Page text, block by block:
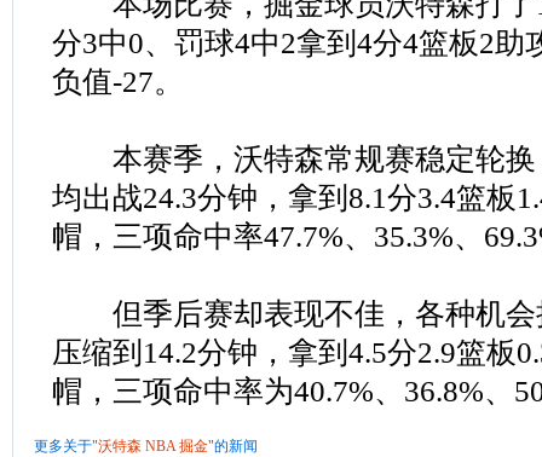
分3中0、罚球4中2拿到4分4篮板2助
负值-27。
本赛季，沃特森常规赛稳定轮换
均出战24.3分钟，拿到8.1分3.4篮板
帽，三项命中率47.7%、35.3%、
但季后赛却表现不佳，各种机会
压缩到14.2分钟，拿到4.5分2.9篮板
帽，三项命中率为40.7%、36.8%、
更多关于"沃特森 NBA 掘金"的新闻